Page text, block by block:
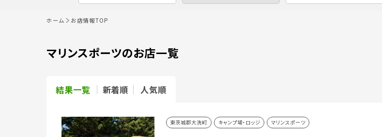
ホーム お店情報TOP
マリンスポーツのお店一覧
結果一覧 新着順 人気順
東茨城郡大洗町 キャンプ場・ロッジ マリンスポーツ